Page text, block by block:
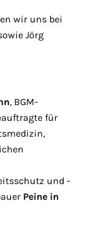
wir uns bei
Jörg
, BGM-
für
und -
Peine in